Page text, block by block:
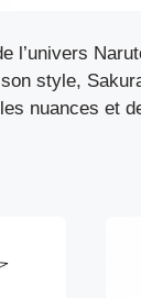
l’univers
style,
nuances et